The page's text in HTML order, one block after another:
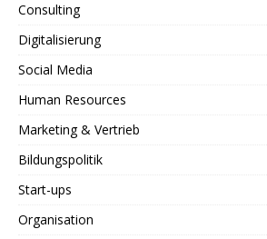
Consulting
Digitalisierung
Social Media
Human Resources
Marketing & Vertrieb
Bildungspolitik
Start-ups
Organisation